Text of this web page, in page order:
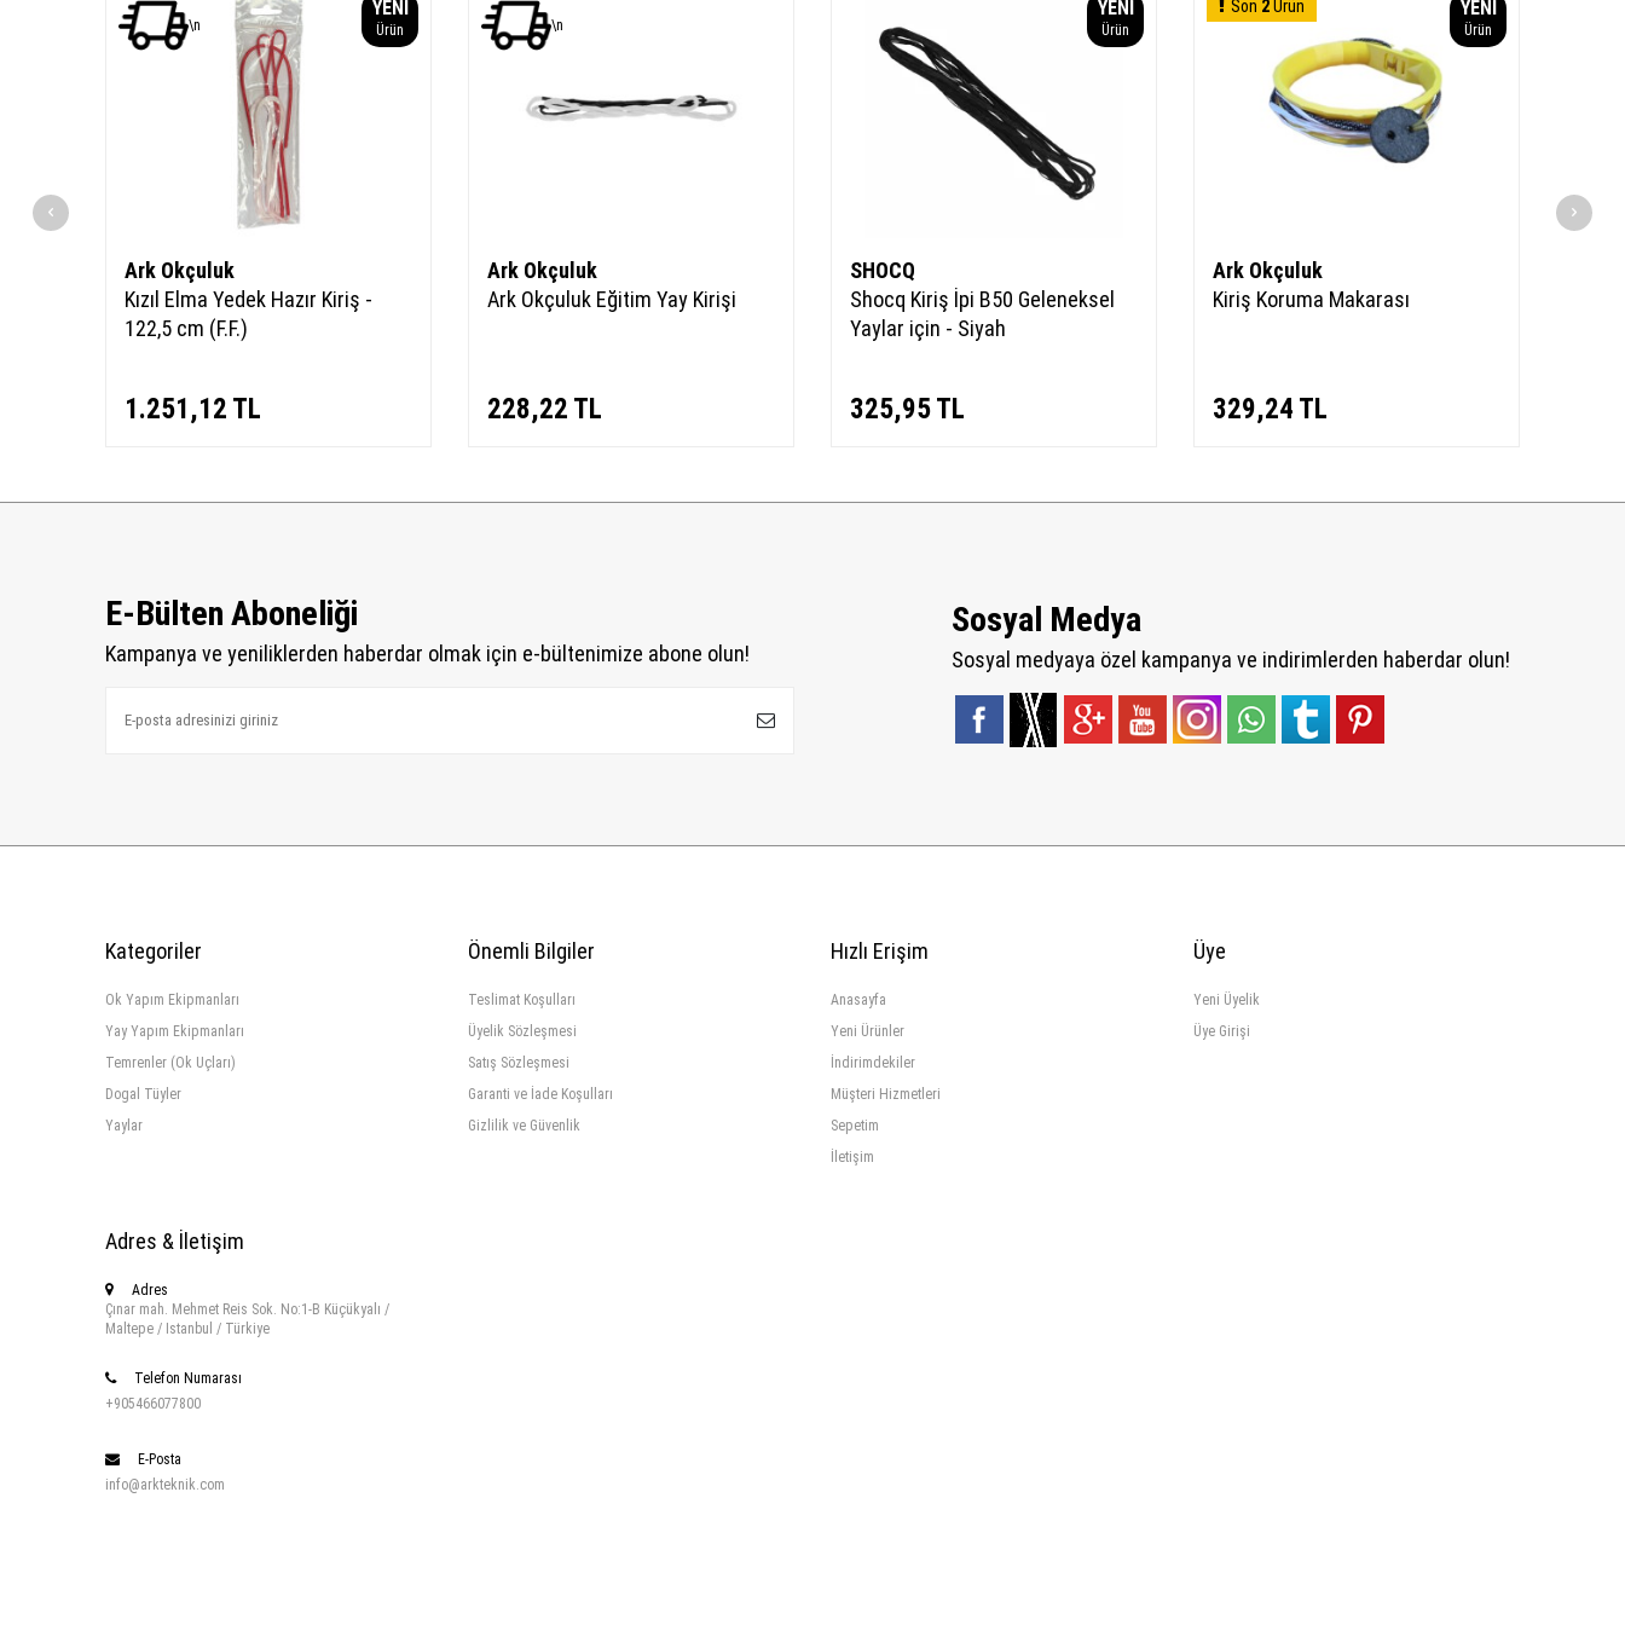
YENI
Ürün
\n
Ark Okçuluk
Kızıl Elma Yedek Hazır Kiriş -
122,5 cm (F.F.)
1.251,12 TL
\n
Ark Okçuluk
Ark Okçuluk Eğitim Yay Kirişi
228,22 TL
YENI
Ürün
SHOCQ
Shocq Kiriş İpi B50 Geleneksel
Yaylar için - Siyah
325,95TL
YENI
Ürün
Son 2Ürün
Ark Okçuluk
Kiriş Koruma Makarası
329,24 TL
E-Bülten Aboneliği
Kampanya ve yeniliklerden haberdar olmak için e-bültenimize abone olun!
Sosyal Medya
Sosyal medyaya özel kampanya ve indirimlerden haberdar olun!
Kategoriler
Ok Yapım Ekipmanları
Yay Yapım Ekipmanları
Temrenler (Ok Uçları)
Dogal Tüyler
Yaylar
Önemli Bilgiler
Teslimat Koşulları
Üyelik Sözleşmesi
Satış Sözleşmesi
Garanti ve İade Koşulları
Gizlilik ve Güvenlik
Hızlı Erişim
Anasayfa
Yeni Ürünler
İndirimdekiler
Müşteri Hizmetleri
Sepetim
İletişim
Üye
Yeni Üyelik
Üye Girişi
Adres & İletişim
Adres
Çınar mah. Mehmet Reis Sok. No:1-B Küçükyalı /
Maltepe / Istanbul / Türkiye
Telefon Numarası
+905466077800
E-Posta
info@arkteknik.com